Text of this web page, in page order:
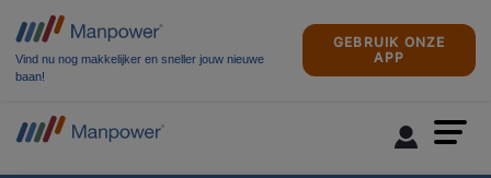
Vind nu nog makkelijker en sneller jouw nieuwe
baan!
GEBRUIK ONZE
APP